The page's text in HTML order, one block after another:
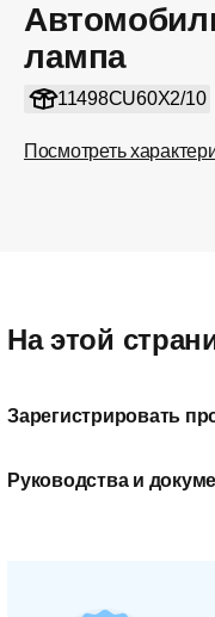
лампа
11498CU60X2/10
Посмотреть
На этой
Зарегистрировать
Руководства и